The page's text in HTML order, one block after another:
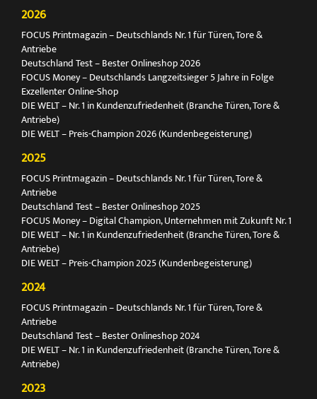
2026
FOCUS Printmagazin – Deutschlands Nr. 1 für Türen, Tore &
Antriebe
Deutschland Test – Bester Onlineshop 2026
FOCUS Money – Deutschlands Langzeitsieger 5 Jahre in Folge
Exzellenter Online-Shop
DIE WELT – Nr. 1 in Kundenzufriedenheit (Branche Türen, Tore &
Antriebe)
DIE WELT – Preis-Champion 2026 (Kundenbegeisterung)
2025
FOCUS Printmagazin – Deutschlands Nr. 1 für Türen, Tore &
Antriebe
Deutschland Test – Bester Onlineshop 2025
FOCUS Money – Digital Champion, Unternehmen mit Zukunft Nr. 1
DIE WELT – Nr. 1 in Kundenzufriedenheit (Branche Türen, Tore &
Antriebe)
DIE WELT – Preis-Champion 2025 (Kundenbegeisterung)
2024
FOCUS Printmagazin – Deutschlands Nr. 1 für Türen, Tore &
Antriebe
Deutschland Test – Bester Onlineshop 2024
DIE WELT – Nr. 1 in Kundenzufriedenheit (Branche Türen, Tore &
Antriebe)
2023